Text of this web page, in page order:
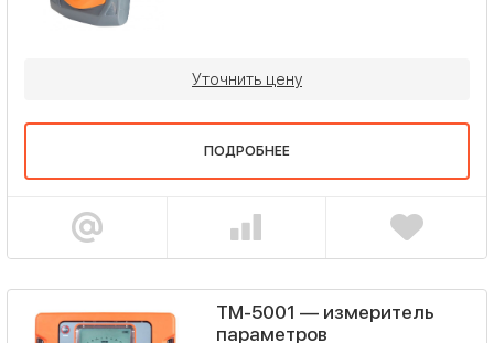
Уточнить цену
ПОДРОБНЕЕ
TM-5001 — измеритель
параметров